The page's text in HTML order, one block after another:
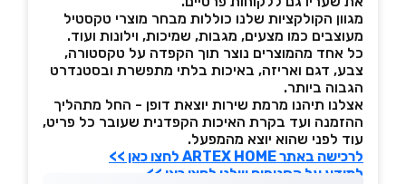
מגוון הקולקציות שלנו כוללות מבחר מוצרי טקסטיל
מעוצבים כמו מצעים, מגבות, שמיכות, וילונות ועוד.
כל אחד מהמוצרים נוצר תוך הקפדה על טקסטורה,
צבע, דגם ואריזה, באיכות בלתי מתפשרת ובסטנדרט
הגבוה ביותר.
אצלנו תיהנו מרמת שירות יוצאת דופן - החל מתהליך
ההזמנה ועד בקרת האיכות הקפדנית שעובר כל פריט,
עוד לפני שהוא יוצא מהמפעל.
לרכישה באתר ARTEX HOME לחצו כאן >>
למידע על הסניפים שלנו לחצו כאן >>